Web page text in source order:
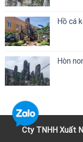
Hồ cá
Hòn
Cty TNHH Xuất